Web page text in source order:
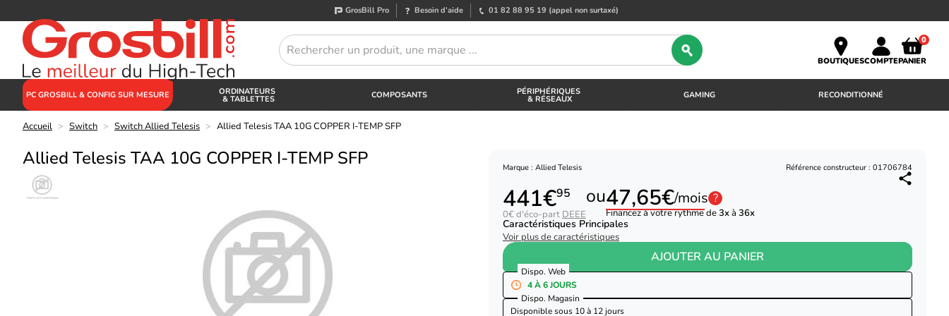
GrosBill Pro Besoin d’aide 01 82 88 95 19 (appel non surtaxé)
BOUTIQUESCOMPTE
0
PANIER
PC GROSBILL & CONFIG SUR MESURE ORDINATEURS
& TABLETTES COMPOSANTS PÉRIPHÉRIQUES
& RÉSEAUX GAMING RECONDITIONNÉ
Accueil > Switch > Switch Allied Telesis > Allied Telesis TAA 10G COPPER I-TEMP SFP
Allied Telesis TAA 10G COPPER I-TEMP SFP Marque : Allied Telesis Référence constructeur : 01706784
441€95
0€ d'éco-part DEEE
ou47,65€/mois ?
Financez à votre rythme de3xà 36x
Caractéristiques Principales
Voir plus de caractéristiques
AJOUTER AU PANIER
Dispo. Web
4 À 6 JOURS
Dispo. Magasin
Disponible sous 10 à 12 jours